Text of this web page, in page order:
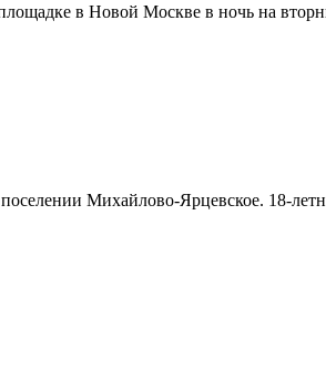
в Новой Москве в ночь на
Михайлово-Ярцевское. 18-